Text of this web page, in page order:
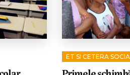
ET SI CETERA